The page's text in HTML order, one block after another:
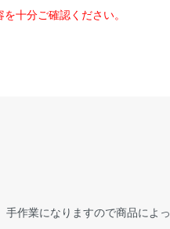
十分ご確認ください。
作業になりますので商品によっ